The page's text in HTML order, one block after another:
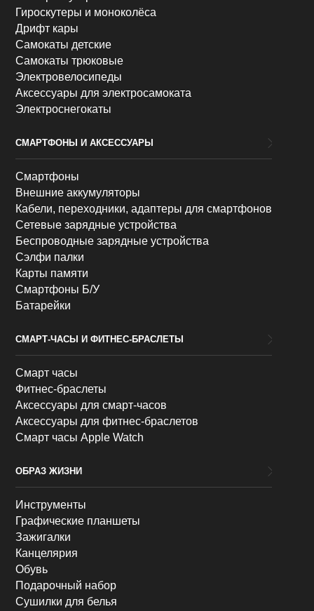
Гироскутеры и моноколёса
Дрифт кары
Самокаты детские
Самокаты трюковые
Электровелосипеды
Аксессуары для электросамоката
Электроснегокаты
СМАРТФОНЫ И АКСЕССУАРЫ
Смартфоны
Внешние аккумуляторы
Кабели, переходники, адаптеры для смартфонов
Сетевые зарядные устройства
Беспроводные зарядные устройства
Сэлфи палки
Карты памяти
Смартфоны Б/У
Батарейки
СМАРТ-ЧАСЫ И ФИТНЕС-БРАСЛЕТЫ
Смарт часы
Фитнес-браслеты
Аксессуары для смарт-часов
Аксессуары для фитнес-браслетов
Смарт часы Apple Watch
ОБРАЗ ЖИЗНИ
Инструменты
Графические планшеты
Зажигалки
Канцелярия
Обувь
Подарочный набор
Сушилки для белья